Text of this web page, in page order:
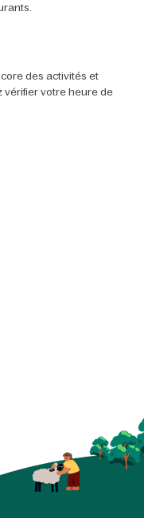
des activités et
vérifier votre heure de